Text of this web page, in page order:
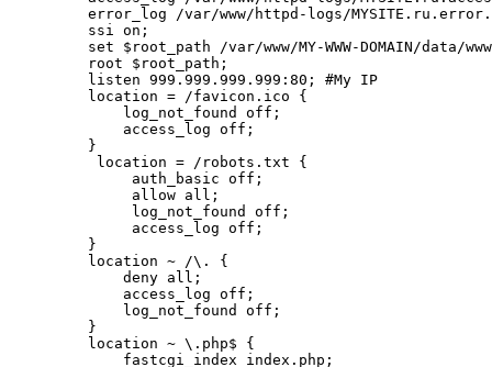
error_log /var/www/httpd-logs/
    ssi on;
set $root_path /var/www/MY-WWW-DOMAIN/data/
    root $root_path;
    listen 999.999.999.999:80; #My IP
    location = /favicon.ico {
        log_not_found off;
        access_log off;
    }
     location = /robots.txt {
         auth_basic off;
         allow all;
         log_not_found off;
         access_log off;
    }
    location ~ /\. {
        deny all;
        access_log off;
        log_not_found off;
    }
    location ~ \.php$ {
        fastcgi_index index.php;